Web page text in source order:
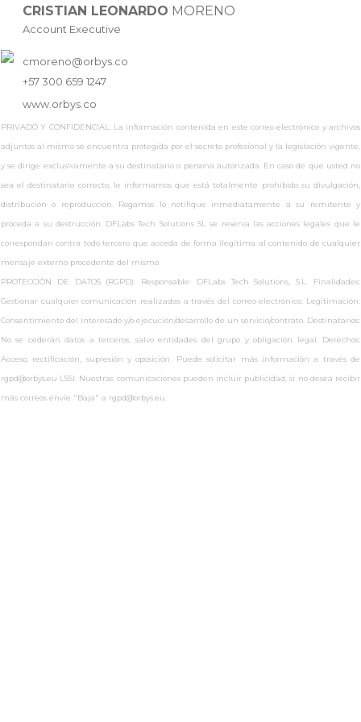
CRISTIAN LEONARDO MORENO
Account Executive
cmoreno@orbys.co
+57 300 659 1247
www.orbys.co
PRIVADO Y CONFIDENCIAL: La información contenida en este correo electrónico y archivos
adjuntos al mismo se encuentra protegida por el secreto profesional y la legislación vigente,
y se dirige exclusivamente a su destinatario o persona autorizada. En caso de que usted no
sea el destinatario correcto, le informamos que está totalmente prohibido su divulgación,
distribución o reproducción. Rogamos lo notifique inmediatamente a su remitente y
proceda a su destrucción. DFLabs Tech Solutions SL se reserva las acciones legales que le
correspondan contra todo tercero que acceda de forma ilegítima al contenido de cualquier
mensaje externo procedente del mismo.
PROTECCIÓN DE DATOS (RGPD): Responsable: DFLabs Tech Solutions, S.L. Finalidades:
Gestionar cualquier comunicación realizadas a través del correo electrónico. Legitimación:
Consentimiento del interesado y/o ejecución/desarrollo de un servicio/contrato. Destinatarios:
No se cederán datos a terceros, salvo entidades del grupo y obligación legal. Derechos:
Acceso, rectificación, supresión y oposición. Puede solicitar más información a través de
rgpd@orbys.eu LSSI: Nuestras comunicaciones pueden incluir publicidad, si no desea recibir
más correos envíe "Baja" a rgpd@orbys.eu.